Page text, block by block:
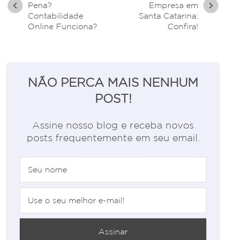
Pena?
Contabilidade
Online Funciona?
chevron_left
Empresa em
Santa Catarina:
Confira!
chevron_right
NÃO PERCA MAIS NENHUM
POST!
Assine nosso blog e receba novos
posts frequentemente em seu email.